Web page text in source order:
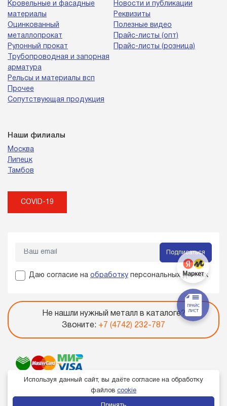
Кровельные и фасадные
материалы
Оцинкованный
металлопрокат
Рулонный прокат
Трубопроводная и запорная
арматура
Рельсы и материалы всп
Прочее
Сопутствующая продукция
Новости и публикации
Реквизиты
Полезные видео
Прайс-листы (опт)
Прайс-листы (розница)
Наши филиалы
Москва
Липецк
Тамбов
COVID-19
Подписаться
Даю согласие на обработку персональных данных
Не нашли нужный металл в каталоге?
Звоните: +7 (4742) 232-787
Используя данный сайт, вы даёте согласие на обработку
файлов cookie